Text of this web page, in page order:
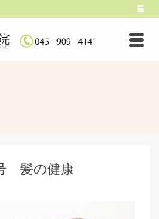
髪の健康